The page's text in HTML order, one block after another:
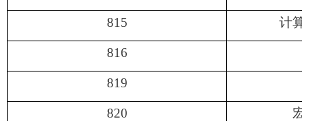
815 计算
816
819
820 宏